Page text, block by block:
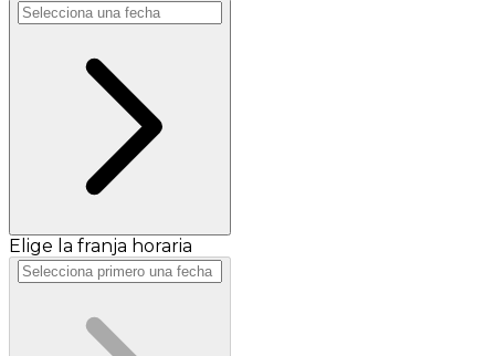
Elige la franja horaria